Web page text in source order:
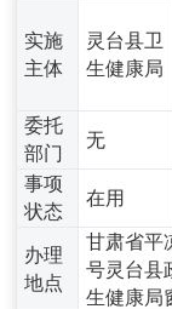
实施
主体
灵台县卫
生健康局
委托
部门
无
事项
状态
在用
办理
地点
甘肃省平
号灵台县
生健康局